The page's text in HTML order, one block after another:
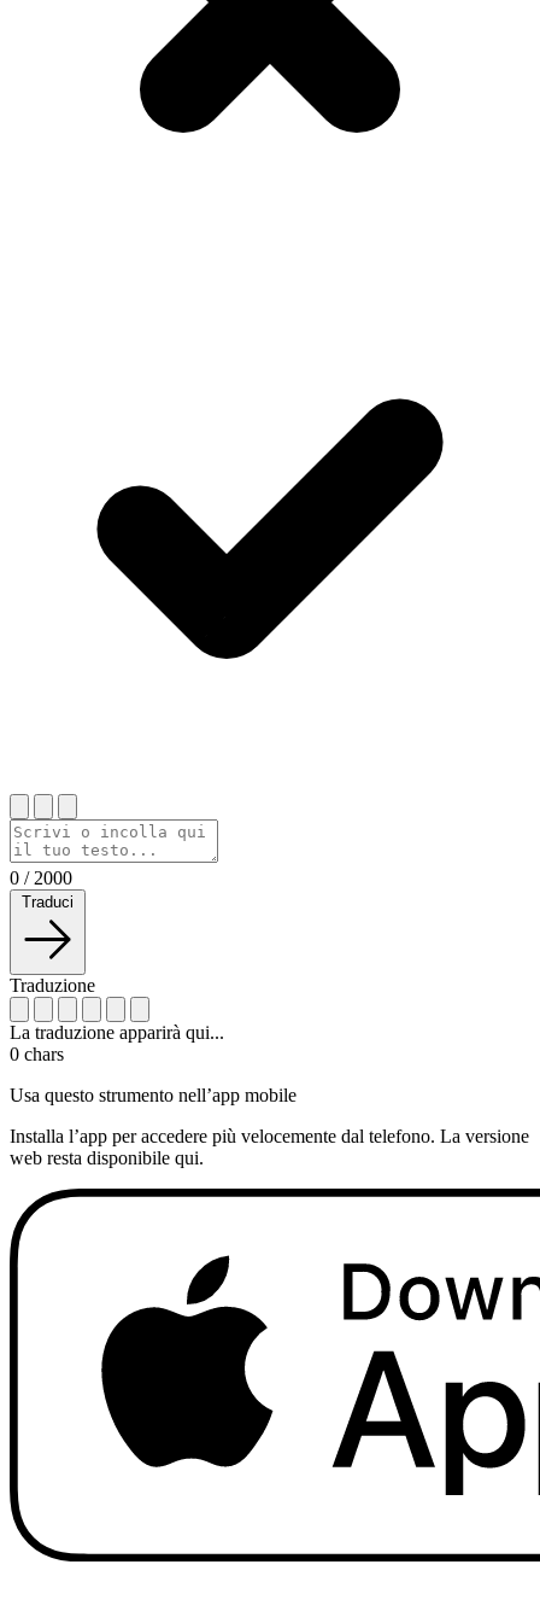
0 / 2000
Traduci
Traduzione
La traduzione apparirà qui...
0 chars
Usa questo strumento nell’app mobile
Installa l’app per accedere più velocemente dal telefono. La versione
web resta disponibile qui.